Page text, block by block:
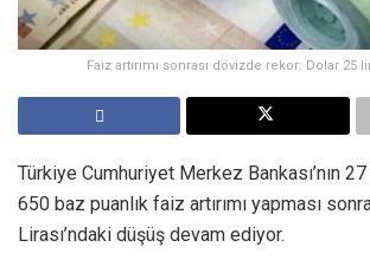
Faiz artırımı sonrası dövizde rekor: Dolar 25
Türkiye Cumhuriyet Merkez Bankası’nın 27
650 baz puanlık faiz artırımı yapması
Lirası’ndaki düşüş devam ediyor.